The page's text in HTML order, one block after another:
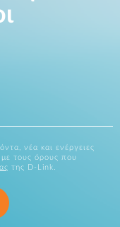
νέα και ενέργειες
τους όρους που
της D-Link.